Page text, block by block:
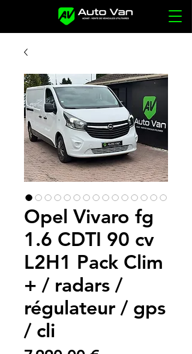
Opel Vivaro fg
1.6 CDTI 90 cv
L2H1 Pack Clim
+ / radars /
régulateur / gps
/ cli